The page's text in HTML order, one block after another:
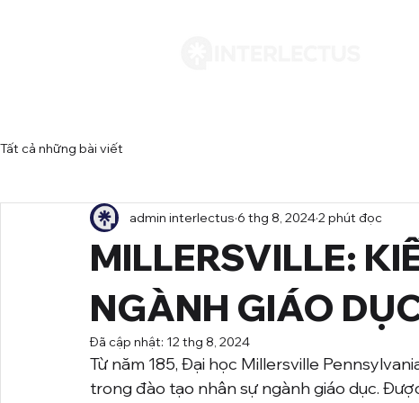
Tất cả những bài viết
MILLERSVILLE:
NGÀNH GIÁO
admin interlectus 6 thg 8, 20242 phút đọc
Đã cập nhật: 12 thg 8, 2024
Từ năm 185, Đại học Millersville
trong đào tạo nhân sự ngành giáo dục.